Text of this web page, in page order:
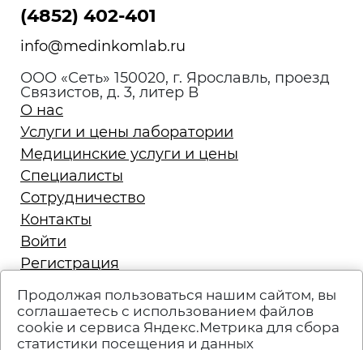
(4852) 402-401
info@medinkomlab.ru
ООО «Сеть» 150020, г. Ярославль, проезд
Связистов, д. 3, литер В
О нас
Услуги и цены лаборатории
Медицинские услуги и цены
Специалисты
Сотрудничество
Контакты
Войти
Регистрация
Политика конфиденциальности
Техподдержка
Продолжая пользоваться нашим сайтом, вы
соглашаетесь с использованием файлов
cookie и сервиса Яндекс.Метрика для сбора
статистики посещения и данных